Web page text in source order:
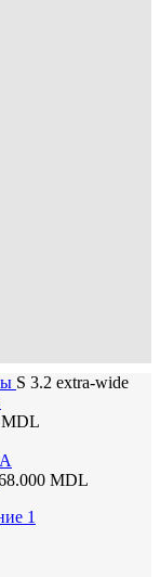
S 3.2 extra-wide
MDL
MDL